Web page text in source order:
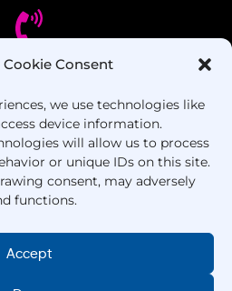
Cookie Consent
we use technologies like
device information.
will allow us to process
or unique IDs on this site.
consent, may adversely
functions.
Accept
753 000